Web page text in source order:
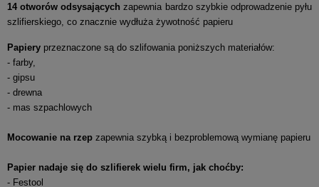
14 otworów odsysających zapewnia bardzo szybkie odprowadzenie pyłu
szlifierskiego, co znacznie wydłuża żywotność papieru
Papiery przeznaczone są do szlifowania poniższych materiałów:
- farby,
- gipsu
- drewna
- mas szpachlowych
Mocowanie na rzep zapewnia szybką i bezproblemową wymianę papieru
Papier nadaje się do szlifierek wielu firm, jak choćby:
- Festool